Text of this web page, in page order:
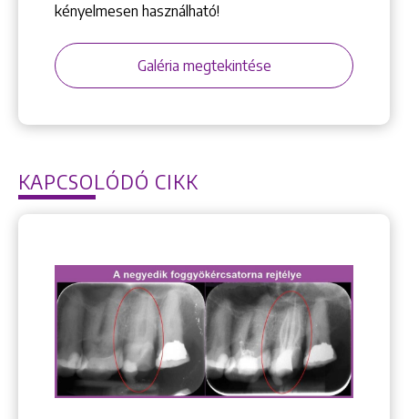
kényelmesen használható!
Galéria megtekintése
KAPCSOLÓDÓ CIKK